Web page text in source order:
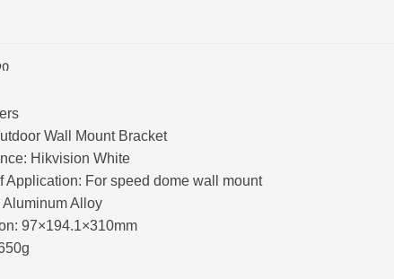
Wall Mount Bracket
Hikvision White
Application: For speed dome wall mount
Aluminum Alloy
97×194.1×310mm